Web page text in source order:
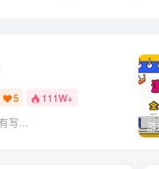
5 111W+
写...